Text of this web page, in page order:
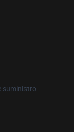
suministro